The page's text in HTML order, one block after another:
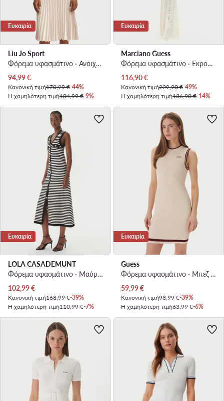
Ευκαιρία
Liu Jo Sport
Φόρεμα υφασμάτινο · Ανοιχτό μπεζ · Mini
Τρέχουσα τιμή
94,99€
Κανονική τιμή170,99 €-44%
Η χαμηλότερη τιμή104,99 €-9%
Ευκαιρία
Marciano Guess
Φόρεμα υφασμάτινο · Εκρού · Maxi
Τρέχουσα τιμή
116,90€
Κανονική τιμή229,90 €-49%
Η χαμηλότερη τιμή136,90 €-14%
Ευκαιρία
LOLA CASADEMUNT
Φόρεμα υφασμάτινο · Μαύρο · Midi
Τρέχουσα τιμή
102,99€
Κανονική τιμή168,99 €-39%
Η χαμηλότερη τιμή110,99 €-7%
Ευκαιρία
Guess
Φόρεμα υφασμάτινο · Μπεζ · Mini
Τρέχουσα τιμή
59,99€
Κανονική τιμή98,99 €-39%
Η χαμηλότερη τιμή63,99 €-6%